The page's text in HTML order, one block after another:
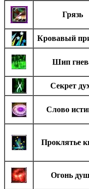
Грязь
Кровавый
Шип
Секрет
Слово
Проклятье
Огонь